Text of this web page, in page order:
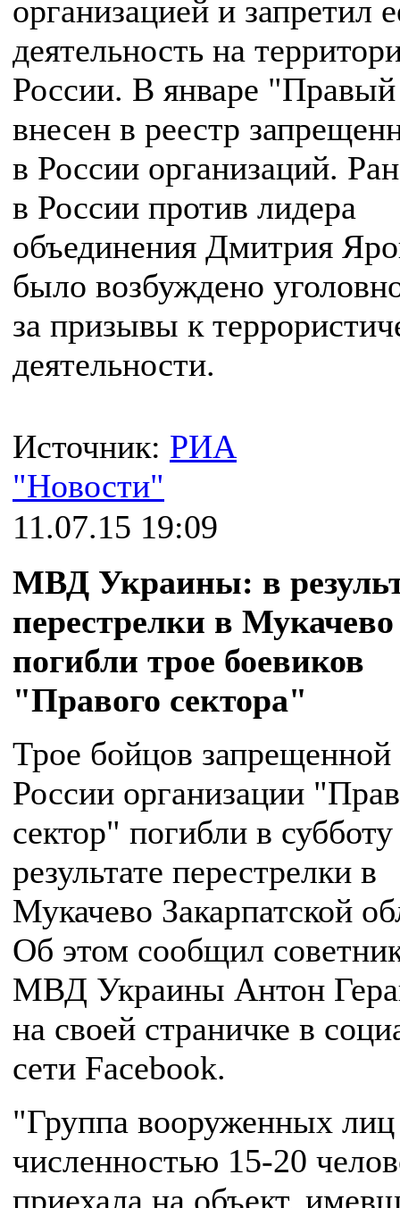
организацией и запретил
деятельность на
России. В январе "Правый
внесен в реестр
в России организаций.
в России против лидера
объединения Дмитрия
было возбуждено
за призывы к
деятельности.
Источник: РИА
"Новости"
11.07.15 19:09
МВД Украины: в
перестрелки в Мукачево
погибли трое боевиков
"Правого сектора"
Трое бойцов запрещенной
России организации
сектор" погибли в
результате перестрелки в
Мукачево Закарпатской
Об этом сообщил
МВД Украины Антон
на своей страничке в
сети Facebook.
"Группа вооруженных лиц
численностью 15-20
приехала на объект,